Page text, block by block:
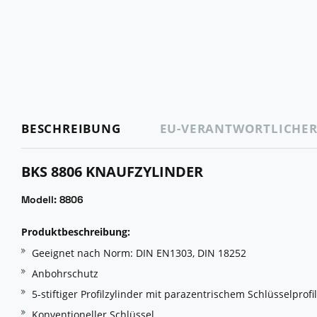
BESCHREIBUNG EU-VERANTWORTLICHER
BKS 8806 KNAUFZYLINDER
Modell: 8806
Produktbeschreibung:
Geeignet nach Norm: DIN EN1303, DIN 18252
Anbohrschutz
5-stiftiger Profilzylinder mit parazentrischem Schlüsselprofil